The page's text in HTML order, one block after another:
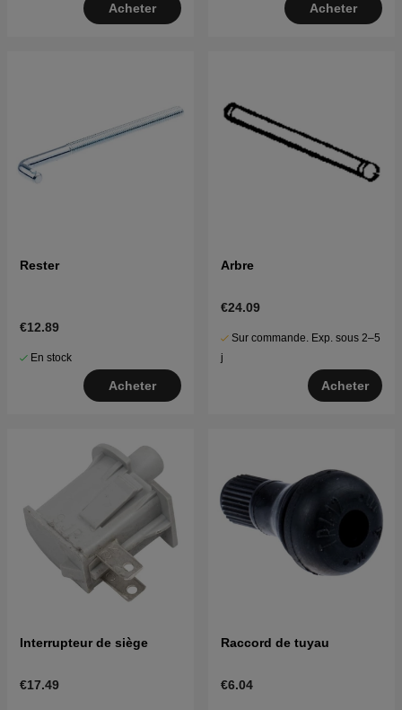
Acheter Acheter
Rester
€12.89
En stock
Acheter
Arbre
€24.09
Sur commande. Exp. sous 2–5
j
Acheter
Interrupteur de siège
€17.49
Raccord de tuyau
€6.04